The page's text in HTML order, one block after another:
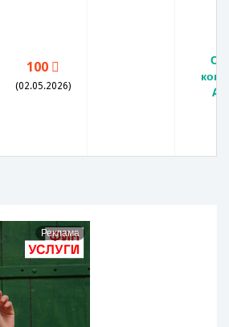
100
(02.05.2026)
Реклама